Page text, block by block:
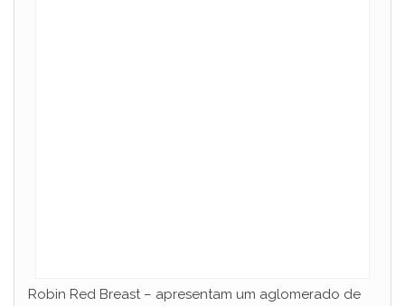
Robin Red Breast – apresentam um aglomerado de